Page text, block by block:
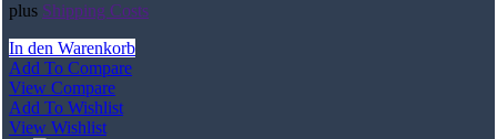
plus Shipping Costs
In den Warenkorb
Add To Compare
View Compare
Add To Wishlist
View Wishlist